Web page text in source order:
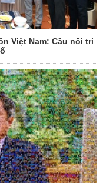
Việt Nam: Cầu nối tri